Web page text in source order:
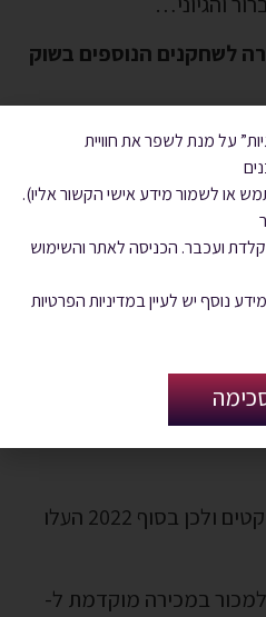
לשחקנים הנוספים בשוק
מספר בניינים נדרש בבנק
רוצים יותר בטוחות
למכור את כל הדירות בפרויקטים ולכן בסוף 2022 העלו
למכור במכירה מוקדמת ל-
על מנת לשפר את חוויית
או לשמור מידע אישי הקשור אליו).
ועכבר. הכניסה לאתר והשימוש
נוסף יש לעיין במדיניות הפרטיות